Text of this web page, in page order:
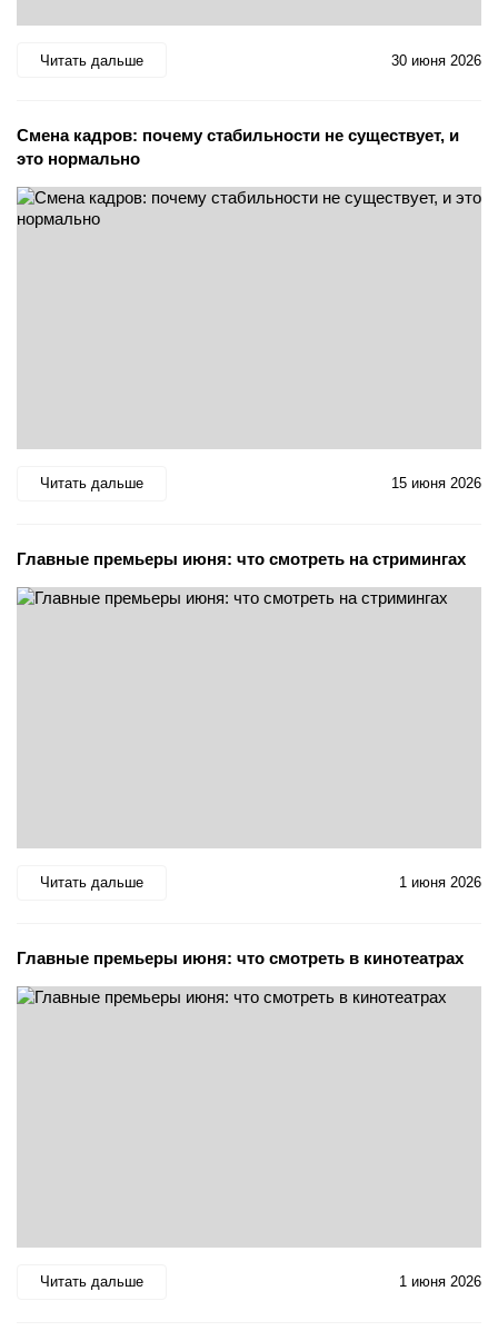
Читать дальше 30 июня 2026
Смена кадров: почему стабильности не существует, и
это нормально
Читать дальше 15 июня 2026
Главные премьеры июня: что смотреть на стримингах
Читать дальше 1 июня 2026
Главные премьеры июня: что смотреть в кинотеатрах
Читать дальше 1 июня 2026